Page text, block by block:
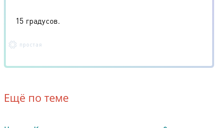
15 градусов.
простая
Ещё по теме